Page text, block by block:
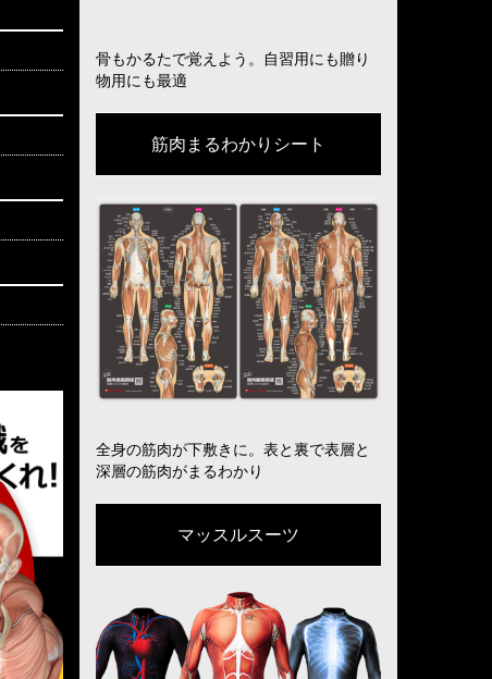
骨もかるたで覚えよう。自習用にも贈り
物用にも最適
筋肉まるわかりシート
全身の筋肉が下敷きに。表と裏で表層と
深層の筋肉がまるわかり
マッスルスーツ